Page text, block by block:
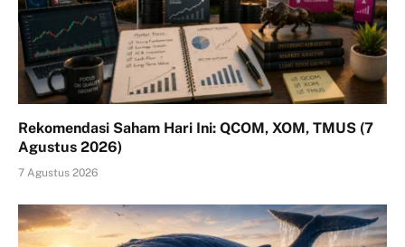
Rekomendasi Saham Hari Ini: QCOM, XOM, TMUS (7
Agustus 2026)
7 Agustus 2026